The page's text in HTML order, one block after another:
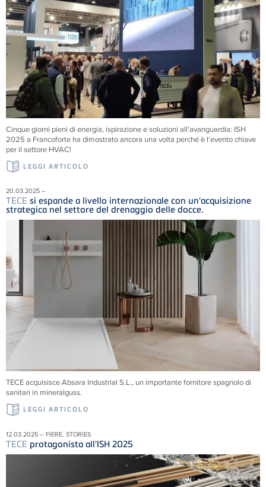
Cinque giorni pieni di energia, ispirazione e soluzioni all'avanguardia: ISH
2025 a Francoforte ha dimostrato ancora una volta perché è l'evento chiave
per il settore HVAC!
LEGGI ARTICOLO
20.03.2025 –
TECE si espande a livello internazionale con un'acquisizione
strategica nel settore del drenaggio delle docce.
TECE acquisisce Absara Industrial S.L., un importante fornitore spagnolo di
sanitari in mineralguss.
LEGGI ARTICOLO
12.03.2025 – FIERE, STORIES
TECE protagonista all'ISH 2025